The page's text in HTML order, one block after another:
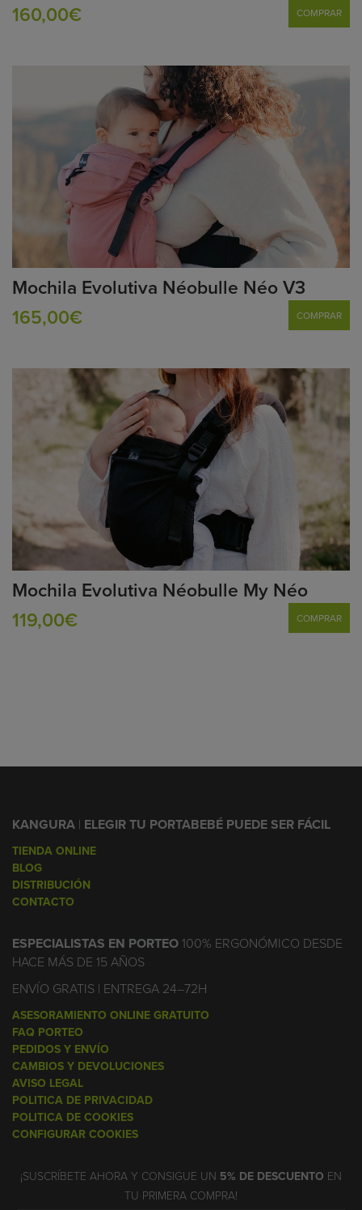
160,00€
COMPRAR
Mochila Evolutiva Néobulle Néo V3
165,00€
COMPRAR
Mochila Evolutiva Néobulle My Néo
119,00€
COMPRAR
KANGURA | ELEGIR TU PORTABEBÉ PUEDE SER FÁCIL
TIENDA ONLINE
BLOG
DISTRIBUCIÓN
CONTACTO
ESPECIALISTAS EN PORTEO100% ERGONÓMICO DESDE
HACE MÁS DE 15 AÑOS
ENVÍO GRATIS | ENTREGA 24–72H
ASESORAMIENTO ONLINE GRATUITO
FAQ PORTEO
PEDIDOS Y ENVÍO
CAMBIOS Y DEVOLUCIONES
AVISO LEGAL
POLITICA DE PRIVACIDAD
POLITICA DE COOKIES
CONFIGURAR COOKIES
¡SUSCRÍBETE AHORA Y CONSIGUE UN 5% DE DESCUENTO EN
TU PRIMERA COMPRA!